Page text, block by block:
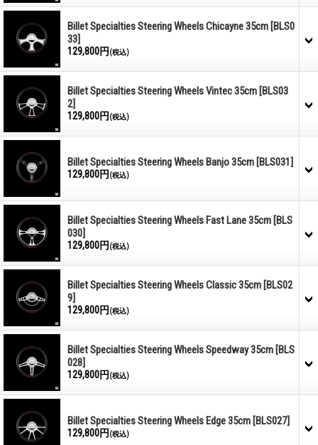
Billet Specialties Steering Wheels Chicayne 35cm [BLS0
33]
129,800円 (税込)
Billet Specialties Steering Wheels Vintec 35cm [BLS03
2]
129,800円 (税込)
Billet Specialties Steering Wheels Banjo 35cm [BLS031]
129,800円 (税込)
Billet Specialties Steering Wheels Fast Lane 35cm [BLS
030]
129,800円 (税込)
Billet Specialties Steering Wheels Classic 35cm [BLS02
9]
129,800円 (税込)
Billet Specialties Steering Wheels Speedway 35cm [BLS
028]
129,800円 (税込)
Billet Specialties Steering Wheels Edge 35cm [BLS027]
129,800円 (税込)